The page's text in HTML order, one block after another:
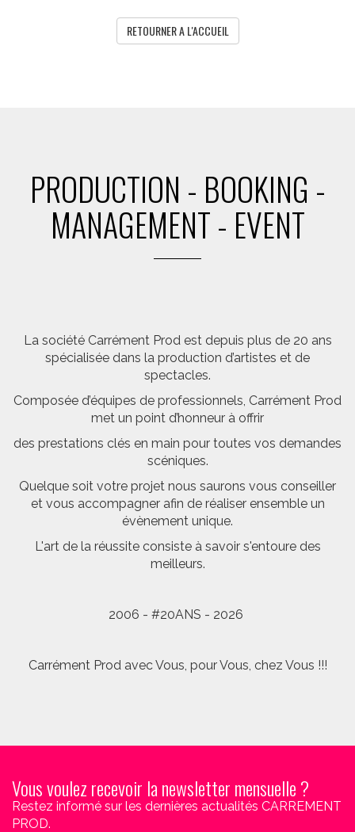
RETOURNER A L'ACCUEIL
PRODUCTION - BOOKING -
MANAGEMENT - EVENT
La société Carrément Prod est depuis plus de 20 ans
spécialisée dans la production d’artistes et de
spectacles.
Composée d’équipes de professionnels, Carrément Prod
met un point d’honneur à offrir
des prestations clés en main pour toutes vos demandes
scéniques.
Quelque soit votre projet nous saurons vous conseiller
et vous accompagner afin de réaliser ensemble un
évènement unique.
L'art de la réussite consiste à savoir s'entoure des
meilleurs.
2006 - #20ANS - 2026
Carrément Prod avec Vous, pour Vous, chez Vous !!!
Vous voulez recevoir la newsletter mensuelle ?
Restez informé sur les dernières actualités CARREMENT
PROD.